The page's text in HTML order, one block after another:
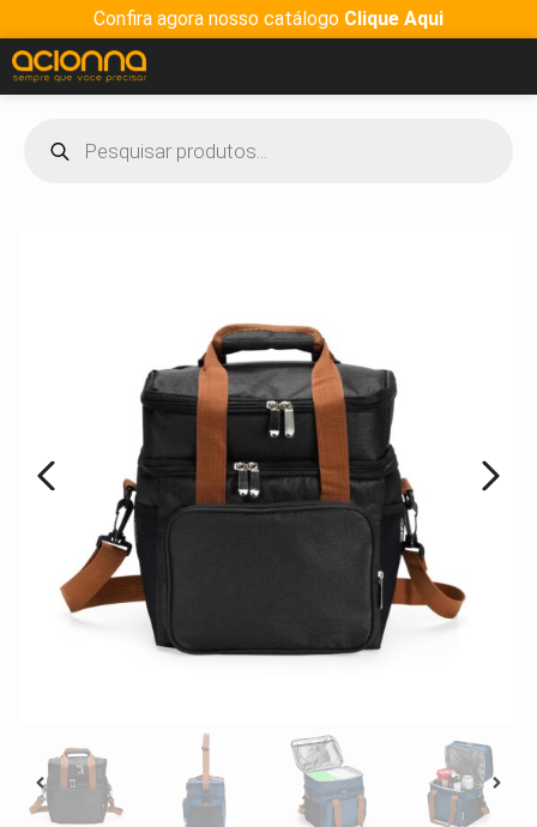
Confira agora nosso catálogo Clique Aqui